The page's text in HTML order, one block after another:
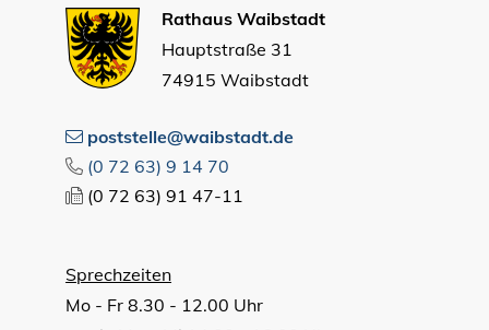
Rathaus Waibstadt
Hauptstraße 31
74915 Waibstadt
poststelle@waibstadt.de
(0 72 63) 9 14 70
(0 72 63) 91 47-11
Sprechzeiten
Mo - Fr 8.30 - 12.00 Uhr